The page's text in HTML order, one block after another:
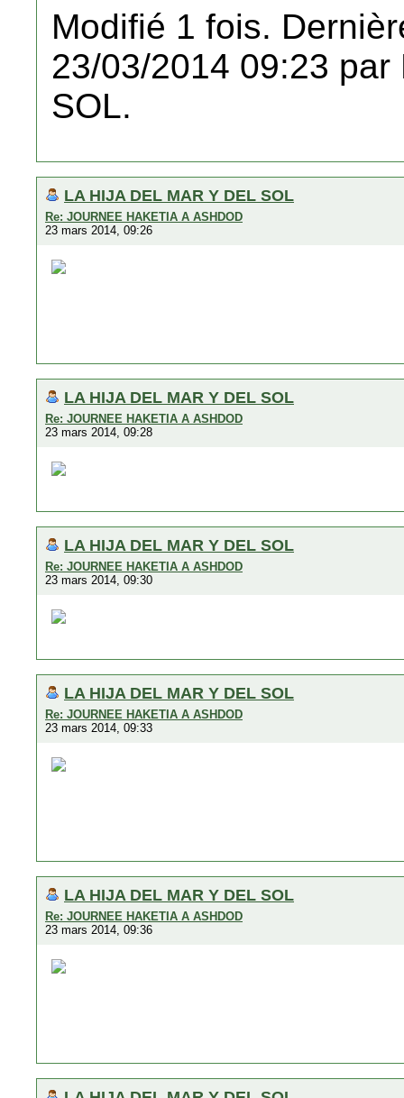
Modifié 1 fois.
23/03/2014 09:23 par
SOL.
LA HIJA DEL MAR Y DEL SOL
Re: JOURNEE HAKETIA A ASHDOD
23 mars 2014, 09:26
LA HIJA DEL MAR Y DEL SOL
Re: JOURNEE HAKETIA A ASHDOD
23 mars 2014, 09:28
LA HIJA DEL MAR Y DEL SOL
Re: JOURNEE HAKETIA A ASHDOD
23 mars 2014, 09:30
LA HIJA DEL MAR Y DEL SOL
Re: JOURNEE HAKETIA A ASHDOD
23 mars 2014, 09:33
LA HIJA DEL MAR Y DEL SOL
Re: JOURNEE HAKETIA A ASHDOD
23 mars 2014, 09:36